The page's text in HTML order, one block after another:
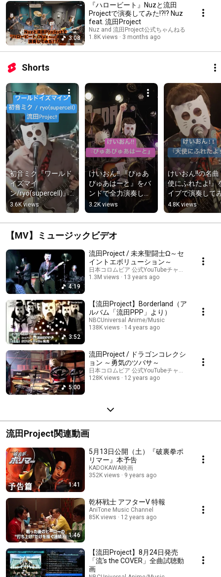
3:08
『ハロービート』Nuzと流田
Projectで演奏してみた!?!? Nuz
feat. 流田Project
Nuz and 流田Project公式ちゃんねる
1.8K views
3 months ago
Shorts
初音ミク『ワールド
イズマイ
ン/ryo(supercell)』
をバンドで演奏して
みた #shorts
3.6K views
けいおん‼︎ 『ぴゅあ
ぴゅあはーと』をバ
ンドで全力演奏して
みた #shorts
3.2K views
けいおん!!の名曲
使にふれたよ!』
イブで演奏して
#shorts
4.8K views
【MV】ミュージックビデオ
4:19
流田Project / 未来聖闘士Ω～セ
イントエボリューション～
日本コロムビア 公式YouTubeチャンネル
1.3M views
13 years ago
3:52
【流田Project】Borderland（ア
ルバム「流田PPP」より）
NBCUniversal Anime/Music
138K views
14 years ago
5:00
流田Project / ドラゴンコレクシ
ョン ～勇気のツバサ～
日本コロムビア 公式YouTubeチャンネル
128K views
12 years ago
流田Project関連動画
1:41
5月13日公開（土）『破裏拳ポ
リマー』本予告
KADOKAWA映画
352K views
9 years ago
1:46
乾杯戦士 アフターV 特報
AniTone Music Channel
85K views
12 years ago
【流田Project】8月24日発売
「流’s the COVER」全曲試聴動
画